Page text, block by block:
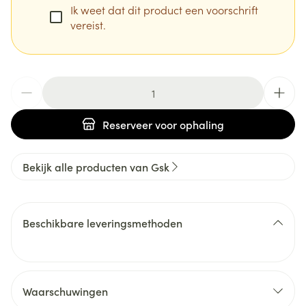
Ik weet dat dit product een voorschrift
vereist.
Reserveervoor ophaling
Bekijk alle producten van Gsk
Beschikbare leveringsmethoden
Waarschuwingen